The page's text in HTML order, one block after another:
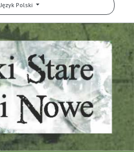
Język Polski